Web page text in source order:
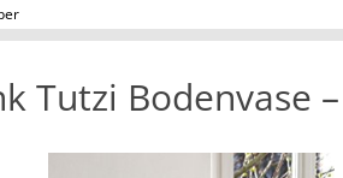
Tutzi Bodenvase